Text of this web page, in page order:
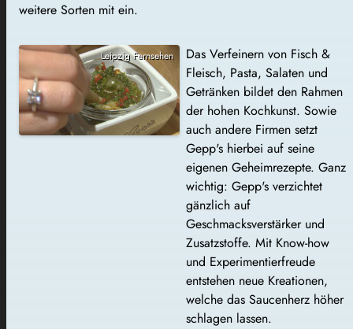
weitere Sorten mit ein.
Leipzig Fernsehen
Das Verfeinern von Fisch &
Fleisch, Pasta, Salaten und
Getränken bildet den Rahmen
der hohen Kochkunst. Sowie
auch andere Firmen setzt
Gepp's hierbei auf seine
eigenen Geheimrezepte. Ganz
wichtig: Gepp's verzichtet
gänzlich auf
Geschmacksverstärker und
Zusatzstoffe. Mit Know-how
und Experimentierfreude
entstehen neue Kreationen,
welche das Saucenherz höher
schlagen lassen.